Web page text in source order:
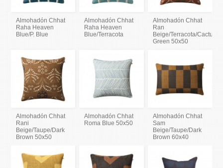
Almohadón Chhat
Raha Heaven
Blue/P. Blue
Almohadón Chhat
Raha Heaven
Blue/Terracota
Almohadón Chhat
Ran
Beige/Terracota/Cactus
Green 50x50
Almohadón Chhat
Rani
Beige/Taupe/Dark
Brown 50x50
Almohadón Chhat
Roma Blue 50x50
Almohadón Chhat
Sam
Beige/Taupe/Dark
Brown 60x40